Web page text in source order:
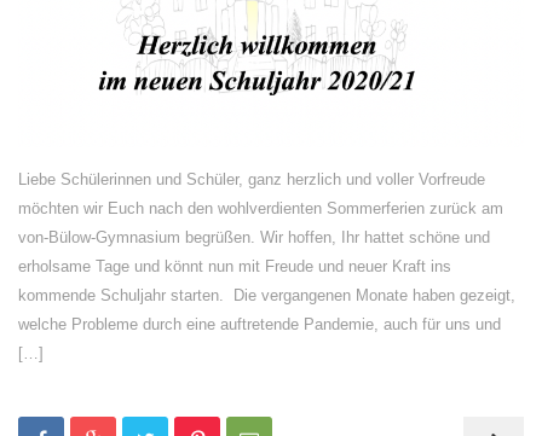
Liebe Schülerinnen und Schüler, ganz herzlich und voller Vorfreude
möchten wir Euch nach den wohlverdienten Sommerferien zurück am
von-Bülow-Gymnasium begrüßen. Wir hoffen, Ihr hattet schöne und
erholsame Tage und könnt nun mit Freude und neuer Kraft ins
kommende Schuljahr starten. Die vergangenen Monate haben gezeigt,
welche Probleme durch eine auftretende Pandemie, auch für uns und
[…]